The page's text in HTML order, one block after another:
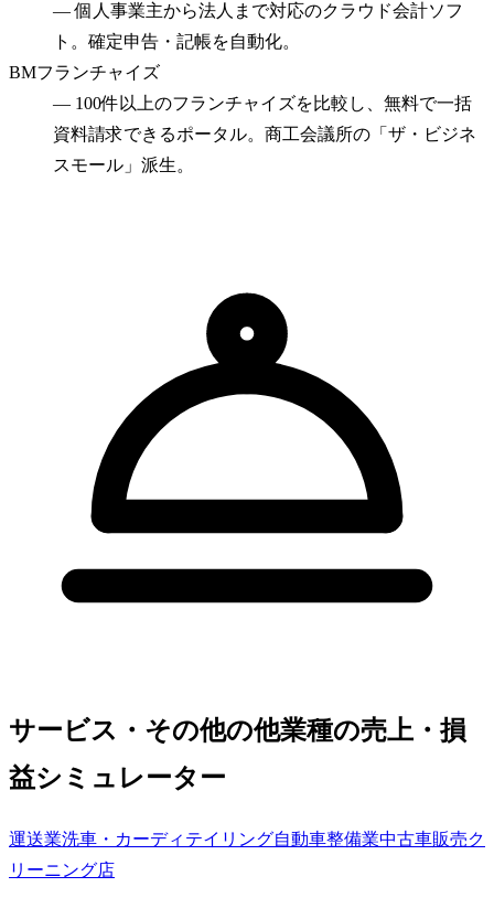
—個人事業主から法人まで対応のクラウド会計ソフ
ト。確定申告・記帳を自動化。
BMフランチャイズ
— 100件以上のフランチャイズを比較し、無料で一括
資料請求できるポータル。商工会議所の「ザ・ビジネ
スモール」派生。
サービス・その他の他業種の売上・損
益シミュレーター
運送業洗車・カーディテイリング自動車整備業中古車販売ク
リーニング店